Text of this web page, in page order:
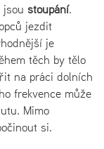
stoupání.
jezdit
je
těch by tělo
na práci dolních
frekvence může
Mimo
si.